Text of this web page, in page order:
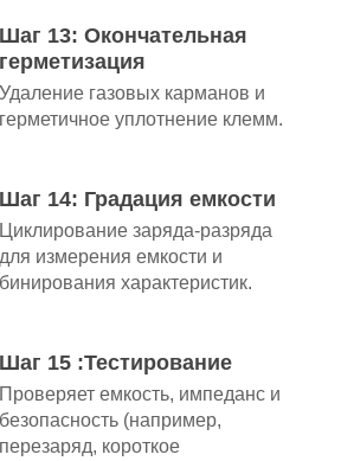
Шаг 13: Окончательная
герметизация
Удаление газовых карманов и
герметичное уплотнение клемм.
Шаг 14: Градация емкости
Циклирование заряда-разряда
для измерения емкости и
бинирования характеристик.
Шаг 15 :Тестирование
Проверяет емкость, импеданс и
безопасность (например,
перезаряд, короткое